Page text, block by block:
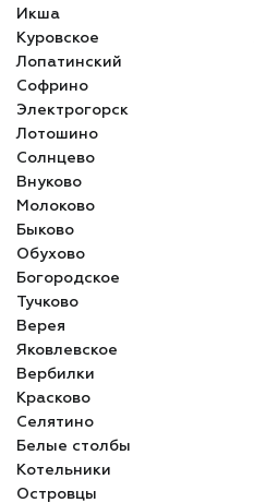
Икша
Куровское
Лопатинский
Софрино
Электрогорск
Лотошино
Солнцево
Внуково
Молоково
Быково
Обухово
Богородское
Тучково
Верея
Яковлевское
Вербилки
Красково
Селятино
Белые столбы
Котельники
Островцы